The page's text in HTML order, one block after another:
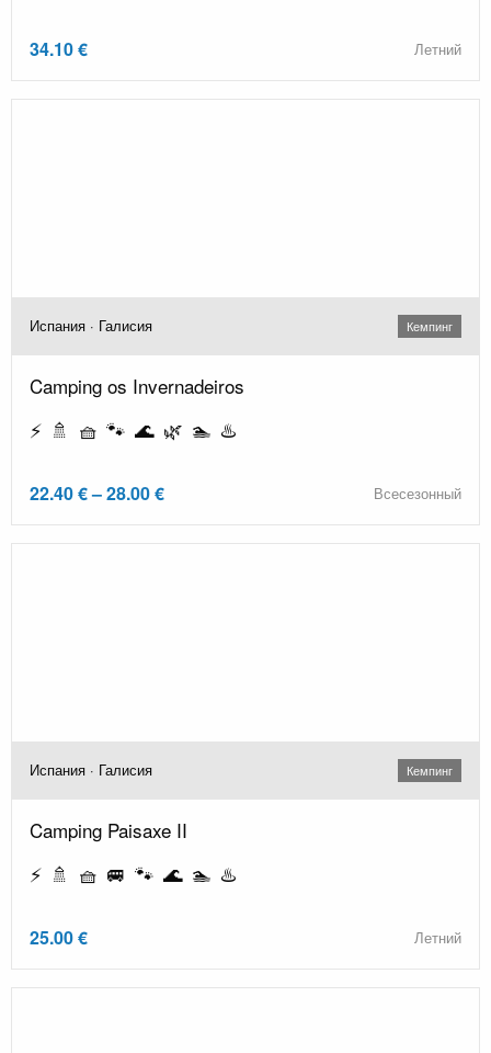
34.10 € Летний
Испания · Галисия Кемпинг
Camping os Invernadeiros
⚡ 🚿 🧺 🐾 🌊 🌿 🏊 ♨️
22.40 € – 28.00 € Всесезонный
Испания · Галисия Кемпинг
Camping Paisaxe II
⚡ 🚿 🧺 🚐 🐾 🌊 🏊 ♨️
25.00 € Летний